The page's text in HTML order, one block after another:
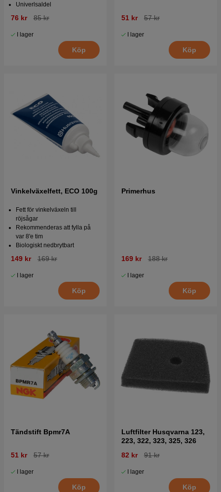
Univerlsaldel
76 kr 85 kr
I lager
Köp
51 kr 57 kr
I lager
Köp
Vinkelväxelfett, ECO 100g
Fett för vinkelväxeln till
röjsågar
Rekommenderas att fylla på
var 8'e tim
Biologiskt nedbrytbart
149 kr 169 kr
I lager
Köp
Primerhus
169 kr 188 kr
I lager
Köp
Tändstift Bpmr7A
51 kr 57 kr
I lager
Köp
Luftfilter Husqvarna 123,
223, 322, 323, 325, 326
82 kr
91 kr
I lager
Köp